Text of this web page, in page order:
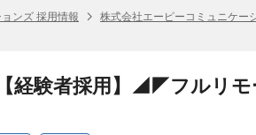
ンズ 採用情報 株式会社エーピーコミュニケー
経験者採用】◢◤フルリ